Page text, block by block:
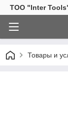
ТОО "Inter
Товары и